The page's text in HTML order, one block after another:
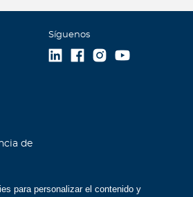
para personalizar el contenido y
de
Síguenos